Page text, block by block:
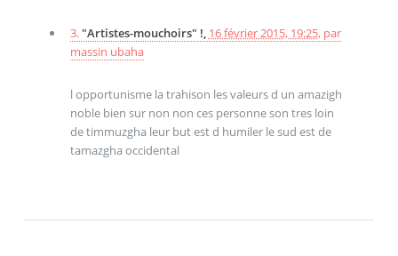
3. "Artistes-mouchoirs" !, 16 février 2015, 19:25, par
massin ubaha
l opportunisme la trahison les valeurs d un amazigh
noble bien sur non non ces personne son tres loin
de timmuzgha leur but est d humiler le sud est de
tamazgha occidental